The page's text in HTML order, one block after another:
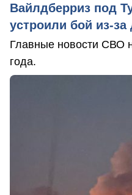
Вайлдберриз под
устроили бой из-за
Главные новости СВО
года.